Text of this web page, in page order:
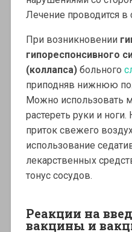
Лечение проводится в
При возникновении
гипореспонсивного
(коллапса)больного
приподняв нижнюю
Можно использовать
растереть руки и
приток свежего
использование
лекарственных
тонус сосудов.
Реакции на
вакцины и